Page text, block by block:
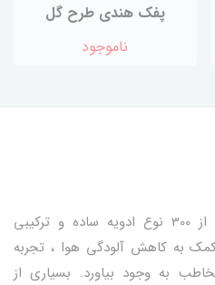
پفک هندی طرح گل
ناموجود
فروشگاه مهاراجه با تنوع بیش از 300 نوع ادویه ساده و ترکیبی
به کاهش آلودگی هوا ، تجربه
به وجود بیاورد. بسیاری از